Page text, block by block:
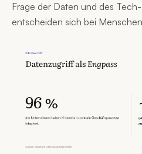
Frage der Daten und des
entscheiden sich bei